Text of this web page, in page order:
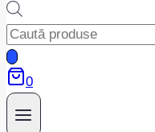
Products
search
0